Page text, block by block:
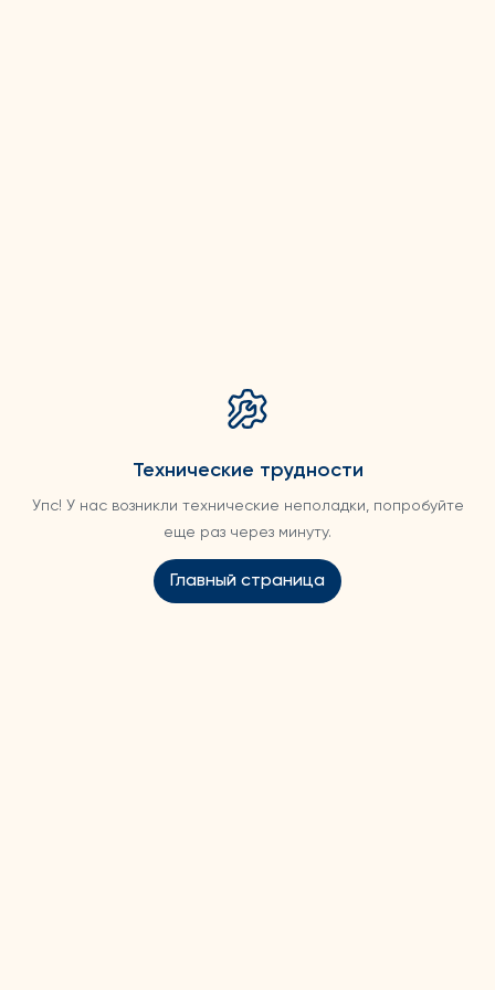
Технические трудности
Упс! У нас возникли технические неполадки, попробуйте
еще раз через минуту.
Главный страница